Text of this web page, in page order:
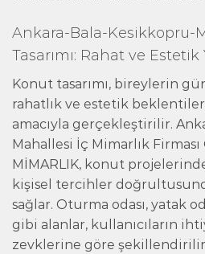
Ankara-Bala-Kesikkopru-
Tasarımı: Rahat ve Estetik
Konut tasarımı, bireylerin
rahatlık ve estetik
amacıyla gerçekleştirilir.
Mahallesi İç Mimarlık
MİMARLIK, konut
kişisel tercihler
sağlar. Oturma odası, yatak
gibi alanlar, kullanıcıların
zevklerine göre